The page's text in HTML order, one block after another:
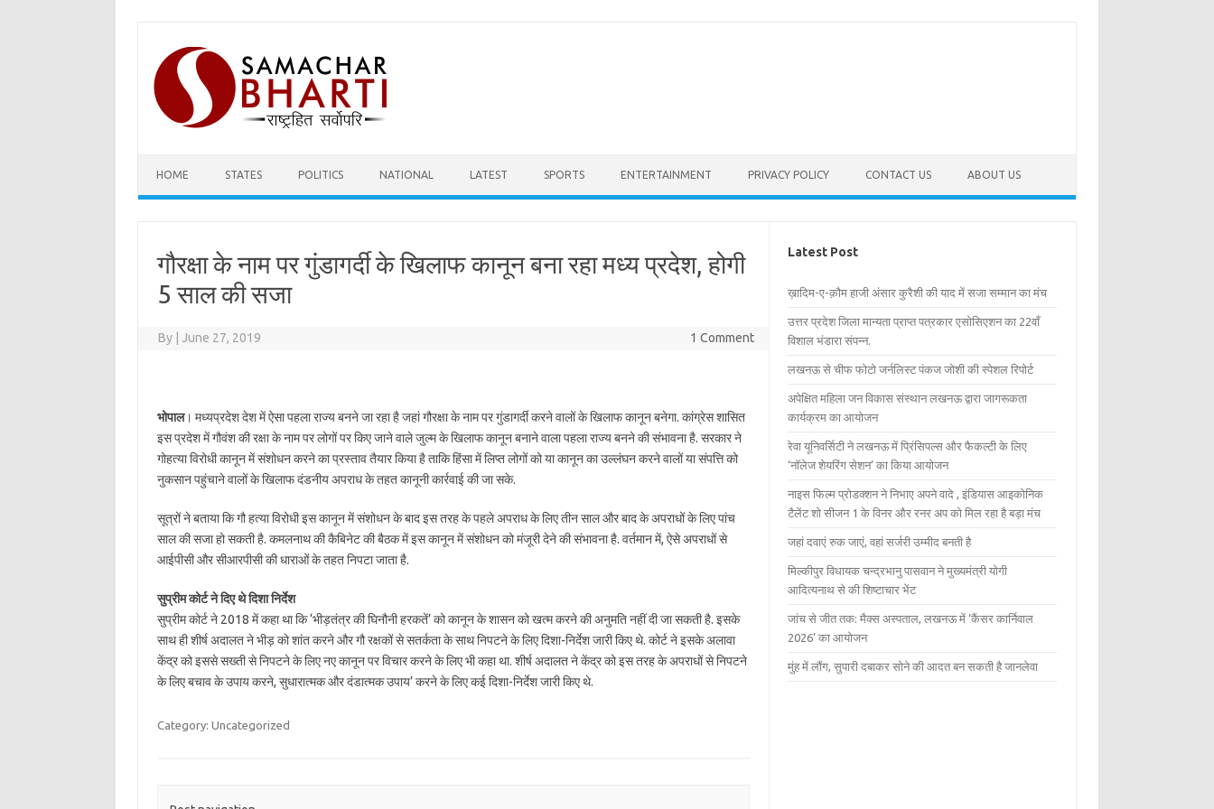
content
HOME STATES POLITICS NATIONAL LATEST SPORTS ENTERTAINMENT PRIVACY POLICY CONTACT US ABOUT US
गौरक्षा के नाम पर गुंडागर्दी के खिलाफ कानून बना रहा मध्य प्रदेश, होगी
5 साल की सजा
By June 27, 2019 1 Comment
भोपाल। मध्यप्रदेश देश में ऐसा पहला राज्य बनने जा रहा है जहां गौरक्षा के नाम पर गुंडागर्दी करने वालों के खिलाफ कानून बनेगा. कांग्रेस शासित
इस प्रदेश में गौवंश की रक्षा के नाम पर लोगों पर किए जाने वाले जुल्म के खिलाफ कानून बनाने वाला पहला राज्य बनने की संभावना है. सरकार ने
गोहत्या विरोधी कानून में संशोधन करने का प्रस्ताव तैयार किया है ताकि हिंसा में लिप्त लोगों को या कानून का उल्लंघन करने वालों या संपत्ति को
नुकसान पहुंचाने वालों के खिलाफ दंडनीय अपराध के तहत कानूनी कार्रवाई की जा सके.
सूत्रों ने बताया कि गौ हत्या विरोधी इस कानून में संशोधन के बाद इस तरह के पहले अपराध के लिए तीन साल और बाद के अपराधों के लिए पांच
साल की सजा हो सकती है. कमलनाथ की कैबिनेट की बैठक में इस कानून में संशोधन को मंजूरी देने की संभावना है. वर्तमान में, ऐसे अपराधों से
आईपीसी और सीआरपीसी की धाराओं के तहत निपटा जाता है.
सुप्रीम कोर्ट ने दिए थे दिशा निर्देश
सुप्रीम कोर्ट ने 2018 में कहा था कि ‘भीड़तंत्र की घिनौनी हरकतें’ को कानून के शासन को खत्म करने की अनुमति नहीं दी जा सकती है. इसके
साथ ही शीर्ष अदालत ने भीड़ को शांत करने और गौ रक्षकों से सतर्कता के साथ निपटने के लिए दिशा-निर्देश जारी किए थे. कोर्ट ने इसके अलावा
केंद्र को इससे सख्ती से निपटने के लिए नए कानून पर विचार करने के लिए भी कहा था. शीर्ष अदालत ने केंद्र को इस तरह के अपराधों से निपटने
के लिए बचाव के उपाय करने, सुधारात्मक और दंडात्मक उपाय’ करने के लिए कई दिशा-निर्देश जारी किए थे.
Category: Uncategorized
Latest Post
ख़ादिम-ए-क़ौम हाजी अंसार कुरैशी की याद में सजा सम्मान का मंच
उत्तर प्रदेश जिला मान्यता प्राप्त पत्रकार एसोसिएशन का 22वाँ
विशाल भंडारा संपन्न.
लखनऊ से चीफ फोटो जर्नलिस्ट पंकज जोशी की स्पेशल रिपोर्ट
अपेक्षित महिला जन विकास संस्थान लखनऊ द्वारा जागरूकता
कार्यक्रम का आयोजन
रेवा यूनिवर्सिटी ने लखनऊ में प्रिंसिपल्स और फैकल्टी के लिए
‘नॉलेज शेयरिंग सेशन’ का किया आयोजन
नाइस फिल्म प्रोडक्शन ने निभाए अपने वादे , इंडियास आइकोनिक
टैलेंट शो सीजन 1 के विनर और रनर अप को मिल रहा है बड़ा मंच
जहां दवाएं रुक जाएं, वहां सर्जरी उम्मीद बनती है
मिल्कीपुर विधायक चन्द्रभानु पासवान ने मुख्यमंत्री योगी
आदित्यनाथ से की शिष्टाचार भेंट
जांच से जीत तक: मैक्स अस्पताल, लखनऊ में ‘कैंसर कार्निवाल
2026’ का आयोजन
मुंह में लौंग, सुपारी दबाकर सोने की आदत बन सकती है जानलेवा